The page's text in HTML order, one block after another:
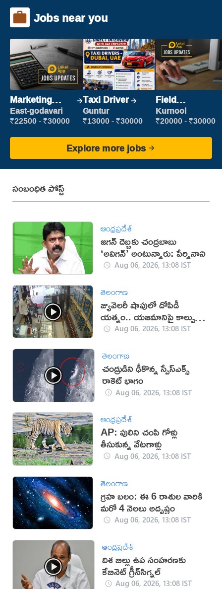
Jobs near you
Marketing
Executive
East-godavari
₹22500 - ₹30000
Taxi Driver
Guntur
₹13000 - ₹30000
Field
Marketing
Executive
Kurnool
₹20000 - ₹30000
Explore more jobs
సంబంధిత పోస్ట్
ఆంధ్రప్రదేశ్
జగన్ దెబ్బకు చంద్రబాబు
‘అవిగన్’ అంటున్నారు: పేర్నినాని
Aug 06, 2026, 13:08 IST
తెలంగాణ
జ్యువెలరీ షాపులో దోపిడీ
యత్నం.. యజమానిపై కాల్పులు
(వీడియో)
Aug 06, 2026, 13:08 IST
తెలంగాణ
చంద్రుడిని ఢీకొన్న స్పేస్‌ఎక్స్
రాకెట్ భాగం
Aug 06, 2026, 13:08 IST
ఆంధ్రప్రదేశ్
AP: పులిని చంపి గోళ్లు
తీసుకున్న వేటగాళ్లు
Aug 06, 2026, 13:08 IST
తెలంగాణ
గ్రహ బలం: ఈ 6 రాశుల వారికి
మరో 4 నెలలు అదృష్టం
Aug 06, 2026, 13:08 IST
ఆంధ్రప్రదేశ్
దిశ బిల్లు ఉప సంహ‌ర‌ణ‌కు
కేబినెట్ గ్రీన్‌సిగ్న‌ల్‌
Aug 06, 2026, 13:08 IST